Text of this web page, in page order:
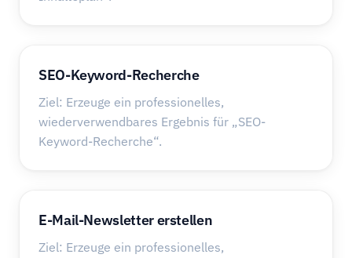
SEO-Keyword-Recherche
Ziel: Erzeuge ein professionelles,
wiederverwendbares Ergebnis für „SEO-
Keyword-Recherche“.
E-Mail-Newsletter erstellen
Ziel: Erzeuge ein professionelles,